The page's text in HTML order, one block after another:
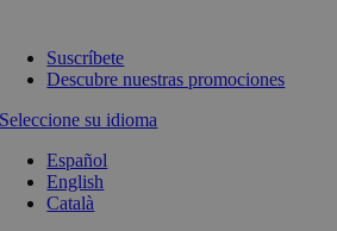
Suscríbete
Descubre nuestras promociones
Seleccione su idioma
Español
English
Català